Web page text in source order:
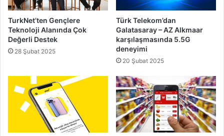
TurkNet’ten Gençlere
Teknoloji Alanında Çok
Değerli Destek
28 Şubat 2025
Türk Telekom’dan
Galatasaray – AZ Alkmaar
karşılaşmasında 5.5G
deneyimi
20 Şubat 2025